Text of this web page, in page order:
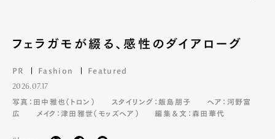
Gourmet
Official Columnist
フェラガモが綴る、感性のダイアローグ
PR Fashion Featured
2026.07.17
写真：田中雅也（トロン）
スタイリング：飯島朋子
ヘア：河野富
広
メイク：津田雅世（モッズヘア） 編集＆文：森田華代